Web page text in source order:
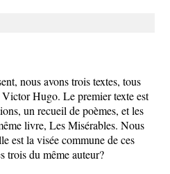
nous avons trois textes, tous
Hugo. Le premier texte est
un recueil de poèmes, et les
livre, Les Misérables. Nous
est la visée commune de ces
trois du même auteur?